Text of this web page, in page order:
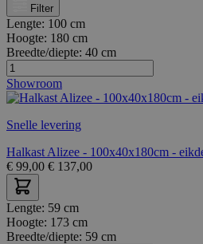
Filter
Lengte: 100 cm
Hoogte: 180 cm
Breedte/diepte: 40 cm
Showroom
Snelle levering
Halkast Alizee - 100x40x180cm -
€ 99,00 € 137,00
Lengte: 59 cm
Hoogte: 173 cm
Breedte/diepte: 59 cm